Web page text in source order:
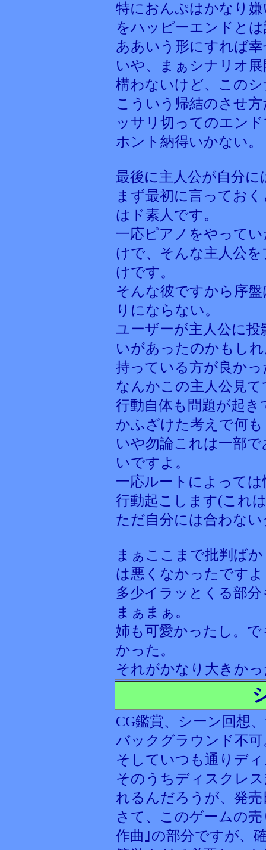
特におんぷはかなり
をハッピーエンドと
ああいう形にすれば
いや、まぁシナリオ
構わないけど、この
こういう帰結のさせ
ッサリ切ってのエン
ホント納得いかない。
最後に主人公が自分
まず最初に言ってお
はド素人です。
一応ピアノをやって
けで、そんな主人公
けです。
そんな彼ですから序
りにならない。
ユーザーが主人公に
いがあったのかもし
持っている方が良かっ
なんかこの主人公見
行動自体も問題が起
かふざけた考えで何
いや勿論これは一部
いですよ。
一応ルートによって
行動起こします(これ
ただ自分には合わな
まぁここまで批判ば
は悪くなかったです
多少イラッとくる部
まぁまぁ。
姉も可愛かったし。
かった。
それがかなり大きか
CG鑑賞、シーン回想
バックグラウンド不可
そしていつも通りデ
そのうちディスクレ
れるんだろうが、発
さて、このゲームの
作曲｣の部分ですが、